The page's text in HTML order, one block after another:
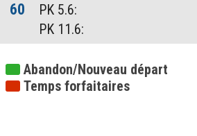
60
PK 5.6:
PK 11.6:
Abandon/Nouveau départ
Temps forfaitaires